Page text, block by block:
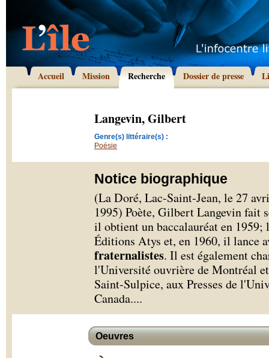
Accueil Mission Recherche Dossier de presse
Langevin, Gilbert
Genre(s) littéraire(s) :
Poésie
Notice biographique
(La Doré, Lac-Saint-Jean, le 27
1995) Poète, Gilbert Langevin fait
il obtient un baccalauréat en 1959;
Éditions Atys et, en 1960, il lance
fraternalistes. Il est également
l'Université ouvrière de Montréal
Saint-Sulpice, aux Presses de
Canada....
Oeuvres